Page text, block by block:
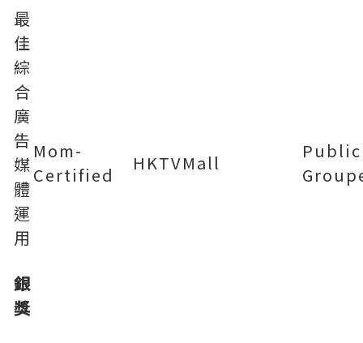
最
佳
綜
合
廣
告
媒
體
運
用
銀
獎
Mom-
Certified
HKTVMall